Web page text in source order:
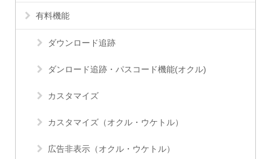
有料機能
ダウンロード追跡
ダンロード追跡・パスコード機能(オクル)
カスタマイズ
カスタマイズ（オクル・ウケトル）
広告非表示（オクル・ウケトル）